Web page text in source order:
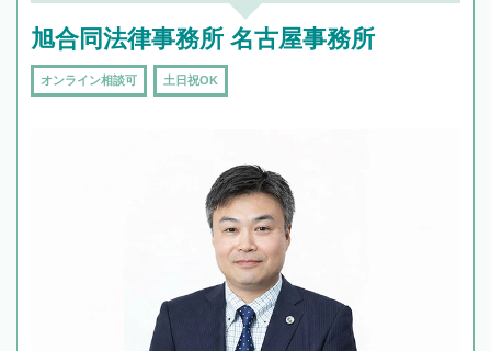
旭合同法律事務所 名古屋事務所
オンライン相談可 土日祝OK